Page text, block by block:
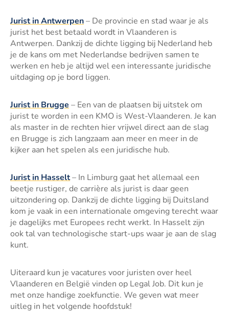
Jurist in Antwerpen– De provincie en stad waar je als
jurist het best betaald wordt in Vlaanderen is
Antwerpen. Dankzij de dichte ligging bij Nederland heb
je de kans om met Nederlandse bedrijven samen te
werken en heb je altijd wel een interessante juridische
uitdaging op je bord liggen.
Jurist in Brugge – Een van de plaatsen bij uitstek om
jurist te worden in een KMO is West-Vlaanderen. Je kan
als master in de rechten hier vrijwel direct aan de slag
en Brugge is zich langzaam aan meer en meer in de
kijker aan het spelen als een juridische hub.
Jurist in Hasselt– In Limburg gaat het allemaal een
beetje rustiger, de carrière als jurist is daar geen
uitzondering op. Dankzij de dichte ligging bij Duitsland
kom je vaak in een internationale omgeving terecht waar
je dagelijks met Europees recht werkt. In Hasselt zijn
ook tal van technologische start-ups waar je aan de slag
kunt.
Uiteraard kun je vacatures voor juristen over heel
Vlaanderen en België vinden op Legal Job. Dit kun je
met onze handige zoekfunctie. We geven wat meer
uitleg in het volgende hoofdstuk!